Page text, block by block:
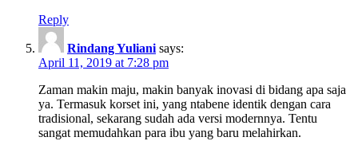
Reply
Rindang Yuliani says:
April 11, 2019 at 7:28 pm
Zaman makin maju, makin banyak inovasi di bidang apa saja
ya. Termasuk korset ini, yang ntabene identik dengan cara
tradisional, sekarang sudah ada versi modernnya. Tentu
sangat memudahkan para ibu yang baru melahirkan.